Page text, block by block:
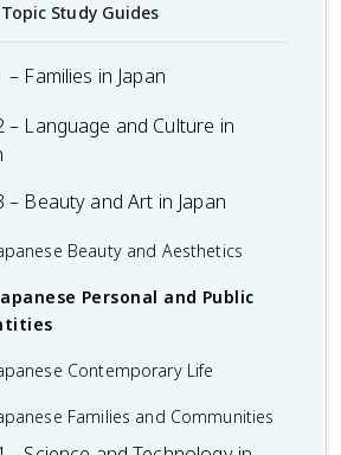
Study Guides
– Families in Japan
in Different Societies
Values and Traditions
Family Traditions and
/ 日本の家族の伝統と祝祭
Facing Japanese Families
の家族が直面する課題
– Language and Culture in
Influence of Language and
Life
and Modern Identity
デンティティのバランス
– Beauty and Art in Japan
Beauty and Aesthetics
Personal and Public
Contemporary Life
Families and Communities